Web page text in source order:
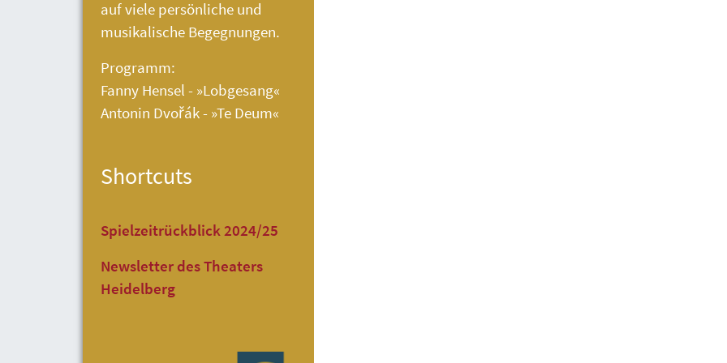
auf viele persönliche und
musikalische Begegnungen.
Programm:
Fanny Hensel - »Lobgesang«
Antonin Dvořák - »Te Deum«
Shortcuts
Spielzeitrückblick 2024/25
Newsletter des Theaters
Heidelberg